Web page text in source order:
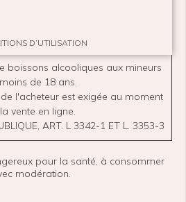
D’UTILISATION
boissons alcooliques aux mineurs
de 18 ans.
l'acheteur est exigée au moment
vente en ligne.
ART. L 3342-1 ET L. 3353-3
pour la santé, à consommer
modération.